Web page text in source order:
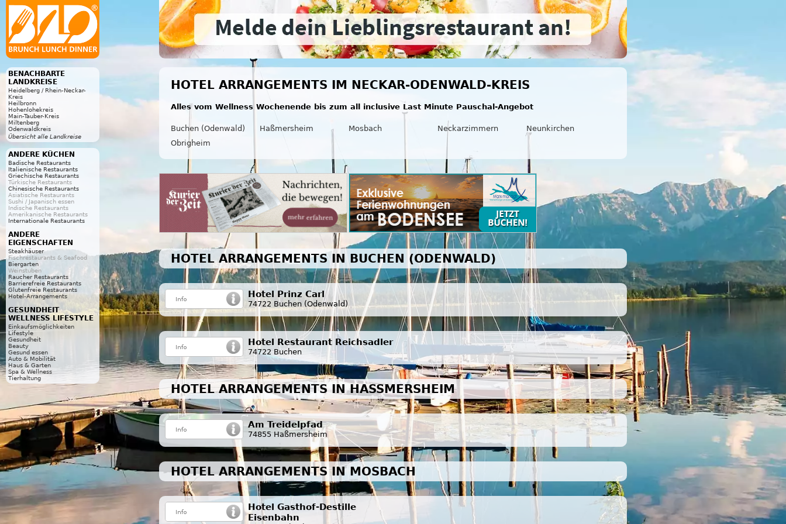
BENACHBARTE
LANDKREISE
Heidelberg / Rhein-Neckar-
Kreis
Heilbronn
Hohenlohekreis
Main-Tauber-Kreis
Miltenberg
Odenwaldkreis
Übersicht alle Landkreise
ANDERE KÜCHEN
Badische Restaurants
Italienische Restaurants
Griechische Restaurants
Türkische Restaurants
Chinesische Restaurants
Asiatische Restaurants
Sushi / Japanisch essen
Indische Restaurants
Amerikanische Restaurants
Internationale Restaurants
ANDERE
EIGENSCHAFTEN
Steakhäuser
Fischrestaurants & Seafood
Biergarten
Weinstuben
Raucher Restaurants
Barrierefreie Restaurants
Glutenfreie Restaurants
Hotel-Arrangements
GESUNDHEIT
WELLNESS LIFESTYLE
Einkaufsmöglichkeiten
Lifestyle
Gesundheit
Beauty
Gesund essen
Auto & Mobilität
Haus & Garten
Spa & Wellness
Tierhaltung
HOTEL ARRANGEMENTS IM NECKAR-ODENWALD-KREIS
Alles vom Wellness Wochenende bis zum all inclusive Last Minute Pauschal-Angebot
Buchen (Odenwald) Haßmersheim Mosbach Neckarzimmern
Neunkirchen
Obrigheim
HOTEL ARRANGEMENTS IN BUCHEN (ODENWALD)
Hotel Prinz Carl
74722 Buchen (Odenwald)
Hotel Restaurant Reichsadler
74722 Buchen
HOTEL ARRANGEMENTS IN HASSMERSHEIM
Am Treidelpfad
74855 Haßmersheim
HOTEL ARRANGEMENTS IN MOSBACH
Hotel Gasthof-Destille
Eisenbahn